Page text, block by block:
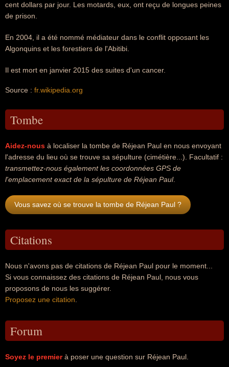
cent dollars par jour. Les motards, eux, ont reçu de longues peines
de prison.
En 2004, il a été nommé médiateur dans le conflit opposant les
Algonquins et les forestiers de l'Abitibi.
Il est mort en janvier 2015 des suites d'un cancer.
Source : fr.wikipedia.org
Tombe
Aidez-nous à localiser la tombe de Réjean Paul en nous envoyant
l'adresse du lieu où se trouve sa sépulture (cimétière...). Facultatif :
transmettez-nous également les coordonnées GPS de
l'emplacement exact de la sépulture de Réjean Paul.
Vous savez où se trouve la tombe de Réjean Paul ?
Citations
Nous n'avons pas de citations de Réjean Paul pour le moment...
Si vous connaissez des citations de Réjean Paul, nous vous
proposons de nous les suggérer.
Proposez une citation
Forum
Soyez le premierà poser une question sur Réjean Paul.